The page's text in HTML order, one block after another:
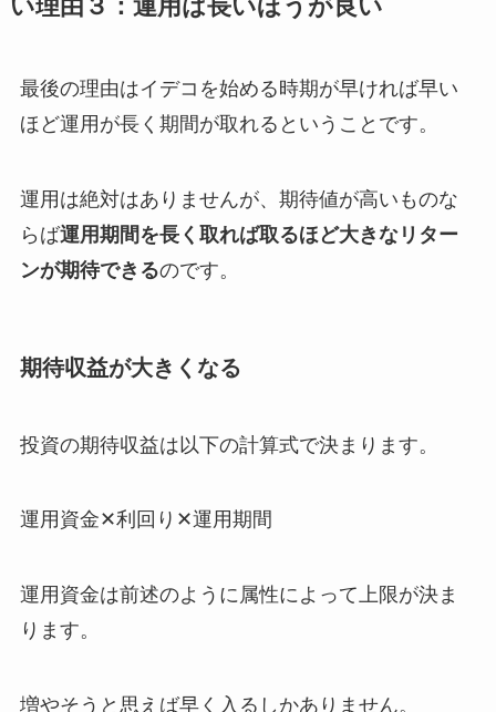
い理由３：運用は長いほうが良い
最後の理由はイデコを始める時期が早ければ早い
ほど運用が長く期間が取れるということです。
運用は絶対はありませんが、期待値が高いものな
らば運用期間を長く取れば取るほど大きなリター
ンが期待できるのです。
期待収益が大きくなる
投資の期待収益は以下の計算式で決まります。
運用資金✕利回り✕運用期間
運用資金は前述のように属性によって上限が決ま
ります。
増やそうと思えば早く入るしかありません。